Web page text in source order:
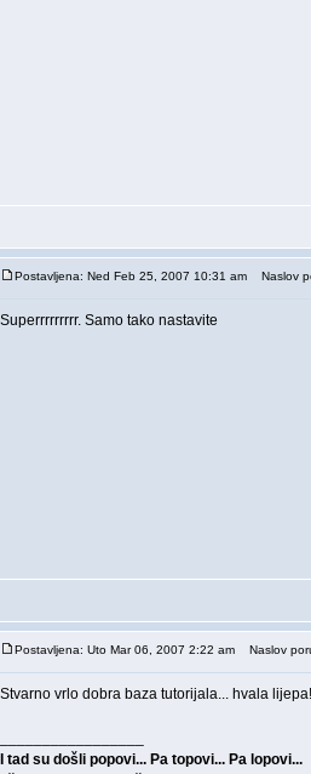
Postavljena: Ned Feb 25, 2007 10:31 am Naslov
Superrrrrrrrr. Samo tako nastavite
Postavljena: Uto Mar 06, 2007 2:22 am Naslov
Stvarno vrlo dobra baza tutorijala... hvala lijepa!
I tad su došli popovi... Pa topovi... Pa lopovi...